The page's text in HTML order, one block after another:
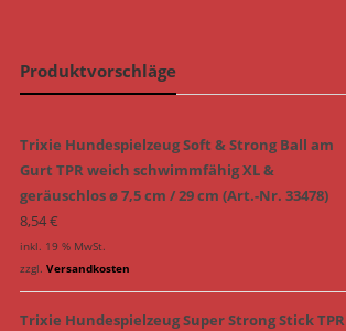
Produktvorschläge
Trixie Hundespielzeug Soft & Strong Ball am
Gurt TPR weich schwimmfähig XL &
geräuschlos ø 7,5 cm / 29 cm (Art.-Nr. 33478)
8,54€
inkl. 19 % MwSt.
zzgl. Versandkosten
Trixie Hundespielzeug Super Strong Stick TPR